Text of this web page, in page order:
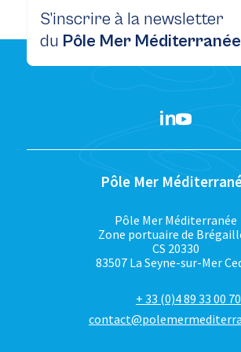
S’inscrire à la newsletter
du Pôle Mer Méditerranée
Pôle Mer
Pôle Mer Méditerranée
Zone portuaire de
CS 20330
83507 La Seyne-sur-Mer
+ 33 (0)4 89 33 00 70